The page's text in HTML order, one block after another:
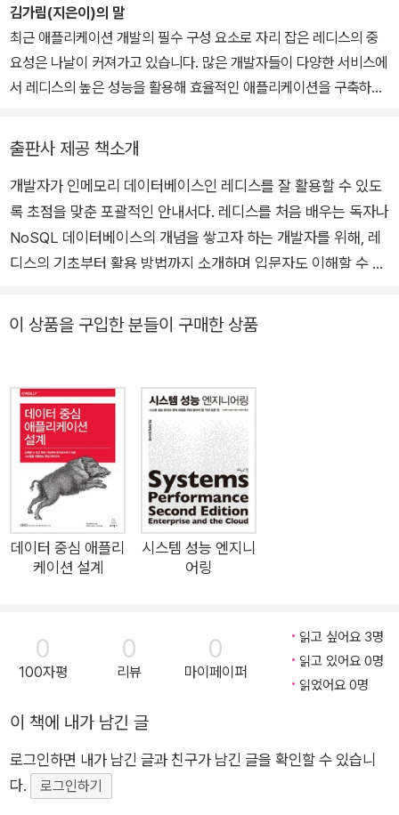
다행입니다.
다. EasyCache의 내부 파라미터 최적화와 신규 기능 제안 등으로
상품의 개선에 기여해왔다. 현재는 ㈜우아한형제들에서 데이터베이
스 엔지니어로 근무하고 있다. 데이터베이스와 관련된 다양한 측면에
서의 경험과 지식을 바탕으로 이 책을 통해 독자들에게 유용한 정보
김가림(지은이)의 말
최근 애플리케이션 개발의 필수 구성 요소로 자리 잡은 레디스의 중
요성은 나날이 커져가고 있습니다. 많은 개발자들이 다양한 서비스에
서 레디스의 높은 성능을 활용해 효율적인 애플리케이션을 구축하고
는 레디스는 많은 애플리케이션에서 점점 더 중요한 역할을 하고 있
습니다. 높아지는 인기와 함께 레디스에 대한 깊은 이해와 활용 능력
역시 더 중요한 역량으로 인식되고 있습니다.
레디스는 다른 데이터 저장소에 비해 릴리스 속도가 비교적 빠르고
각 릴리스마다 유용한 신규 기능을 도입하고 있습니다. 레디스를 더
효율적으로, 더 광범위하게 활용할 수 있도록 하는 기능 업데이트는
신 기능과 실용적인 활용 방안을 국내 개발자들에게 소개하고자 했습
레디스를 운영하며 몇 차례 레디스로 인한 서비스 장애를 겪은 적이
있습니다. 레디스는 많은 서비스에서 핵심 요소로 활용되기 때문에
장애 상황이 발생하면 그 영향이 상당히 크게 느껴집니다. 이런 상황
은 레디스의 올바른 운영과 최적화의 중요성을 깨닫게 해줬고, 레디
스 관련 서비스 장애를 예방하거나 최소화하는 방법을 공유할 필요성
을 느끼게 됐습니다.
레디스의 기본 구조부터 고급 기능 그리고 실제 운영 활용 방법에 이
르기까지 폭넓은 내용을 소개하는 책입니다. 다양한 활용 사례와 함
움이 될 것으로 기대합니다. 운영 중 발생할 수 있는 일반적인 문제점
과 실무에서 적용 가능한 해결 전략을 제시하며 효율적인 운영 방법
을 소개함으로써 데이터베이스 관리자, 시스템 엔지니어 그리고 높은
도움이 되길 바랍니다.
이 책을 쓰면서 저도 레디스에 대해 많이 배웠습니다. 레디스의 새로
운 기능을 알게 되는 동시에 내부 동작 방식을 좀 더 이해할 수 있었으
출판사 제공 책소개
개발자가 인메모리 데이터베이스인 레디스를 잘 활용할 수 있도
록 초점을 맞춘 포괄적인 안내서다. 레디스를 처음 배우는 독자나
NoSQL 데이터베이스의 개념을 쌓고자 하는 개발자를 위해, 레
디스의 기초부터 활용 방법까지 소개하며 입문자도 이해할 수 있
야 할지 고민하는 개발자에게는 실제 적용 시나리오와 최적의 사
이를 통해 이미 사용 중인 개발자도 레디스 환경을 안정화하고 최
적화할 수 있다. 레디스를 캐시 및 세션 스토어로 활용하고, 메세
지 브로커로 사용하는 방법에 대한 실전 예제와 구체적인 구현 방
법을 제시한다. 또한 레디스 데이터의 영구 저장 방법과 고가용성
설정을 위한 복제 구조, 센티널 및 클라이언트 형태로 사용하는
방법을 소개한다. 이를 통해 안정적이고 확장 가능한 레디스 환경
을 구축할 수 있을 것이다. 뿐만 아니라 클라이언트 핸들링과 보
안에 대한 내용을 다루며, 레디스를 실제 운영 환경에서 안전하게
방법을 다뤄 레디스 시스템의 안정성과 성능을 지속적으로 향상
시킬 수 있도록 돕는다. ◈ 이 책에서 다루는 내용 ◈ ◆ 마이크
및 기본 설정 파일 안내 ◆ 레디스의 다양한 자료 구조 활용법 ◆
효율적인 키 관리 방법 ◆ 레디스를 이용해 성능을 향상시킬 수
있는 다양한 실제 사용 예제 ◆ 레디스를 캐시 및 세션 스토어로
활용하는 방법 ◆ 레디스를 메시지 브로커로 활용하는 pub/sub
이 상품을 구입한 분들이 구매한 상품
데이터 중심 애플리
케이션 설계
시스템 성능 엔지니
어링
0
100자평
0
리뷰
0
마이페이퍼
읽고 싶어요 3명
읽고 있어요 0명
읽었어요 0명
이 책에 내가 남긴 글
로그인하면 내가 남긴 글과 친구가 남긴 글을 확인할 수 있습니
다.
로그인하기